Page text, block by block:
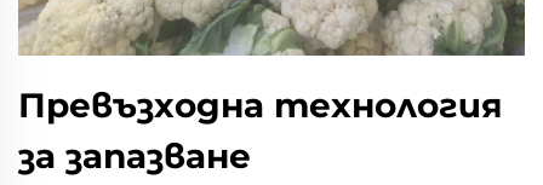
Превъзходна технология
за запазване